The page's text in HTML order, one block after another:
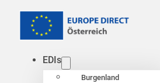
EDIs
Burgenland